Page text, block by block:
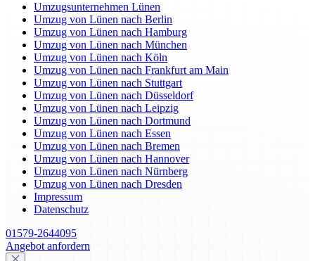
Umzugsunternehmen Lünen
Umzug von Lünen nach Berlin
Umzug von Lünen nach Hamburg
Umzug von Lünen nach München
Umzug von Lünen nach Köln
Umzug von Lünen nach Frankfurt am Main
Umzug von Lünen nach Stuttgart
Umzug von Lünen nach Düsseldorf
Umzug von Lünen nach Leipzig
Umzug von Lünen nach Dortmund
Umzug von Lünen nach Essen
Umzug von Lünen nach Bremen
Umzug von Lünen nach Hannover
Umzug von Lünen nach Nürnberg
Umzug von Lünen nach Dresden
Impressum
Datenschutz
01579-2644095
Angebot anfordern